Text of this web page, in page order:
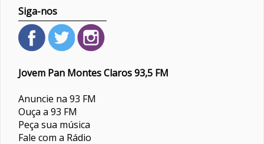
Siga-nos
Jovem Pan Montes Claros 93,5 FM
Anuncie na 93 FM
Ouça a 93 FM
Peça sua música
Fale com a Rádio